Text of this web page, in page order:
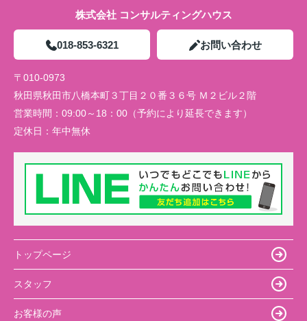
株式会社 コンサルティングハウス
018-853-6321 お問い合わせ
〒010-0973
秋田県秋田市八橋本町３丁目２０番３６号 Ｍ２ビル２階
営業時間： 09:00～18：00（予約により延長できます）
定休日： 年中無休
トップページ
スタッフ
お客様の声